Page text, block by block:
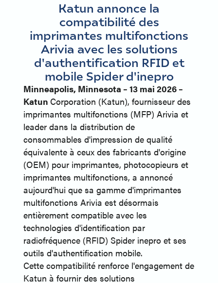
Katun annonce la
compatibilité des
imprimantes multifonctions
Arivia avec les solutions
d'authentification RFID et
mobile Spider d'inepro
Minneapolis, Minnesota – 13 mai 2026 –
Katun Corporation (Katun), fournisseur des
imprimantes multifonctions (MFP) Arivia et
leader dans la distribution de
consommables d'impression de qualité
équivalente à ceux des fabricants d'origine
(OEM) pour imprimantes, photocopieurs et
imprimantes multifonctions, a annoncé
aujourd'hui que sa gamme d'imprimantes
multifonctions Arivia est désormais
entièrement compatible avec les
technologies d'identification par
radiofréquence (RFID) Spider inepro et ses
outils d'authentification mobile.
Cette compatibilité renforce l'engagement de
Katun à fournir des solutions